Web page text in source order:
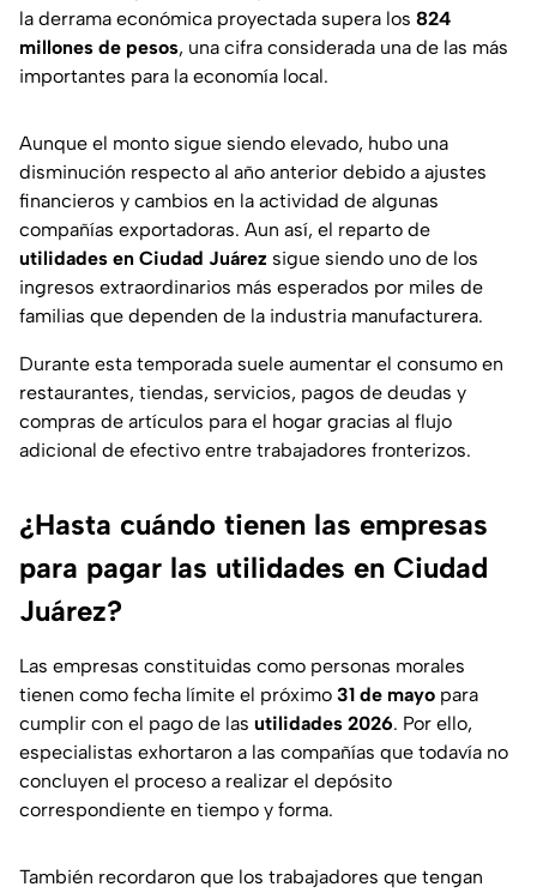
la derrama económica proyectada supera los 824
millones de pesos, una cifra considerada una de las más
importantes para la economía local.
Aunque el monto sigue siendo elevado, hubo una
disminución respecto al año anterior debido a ajustes
financieros y cambios en la actividad de algunas
compañías exportadoras. Aun así, el reparto de
utilidades en Ciudad Juárez sigue siendo uno de los
ingresos extraordinarios más esperados por miles de
familias que dependen de la industria manufacturera.
Durante esta temporada suele aumentar el consumo en
restaurantes, tiendas, servicios, pagos de deudas y
compras de artículos para el hogar gracias al flujo
adicional de efectivo entre trabajadores fronterizos.
¿Hasta cuándo tienen las empresas
para pagar las utilidades en Ciudad
Juárez?
Las empresas constituidas como personas morales
tienen como fecha límite el próximo 31 de mayo para
cumplir con el pago de las utilidades 2026. Por ello,
especialistas exhortaron a las compañías que todavía no
concluyen el proceso a realizar el depósito
correspondiente en tiempo y forma.
También recordaron que los trabajadores que tengan